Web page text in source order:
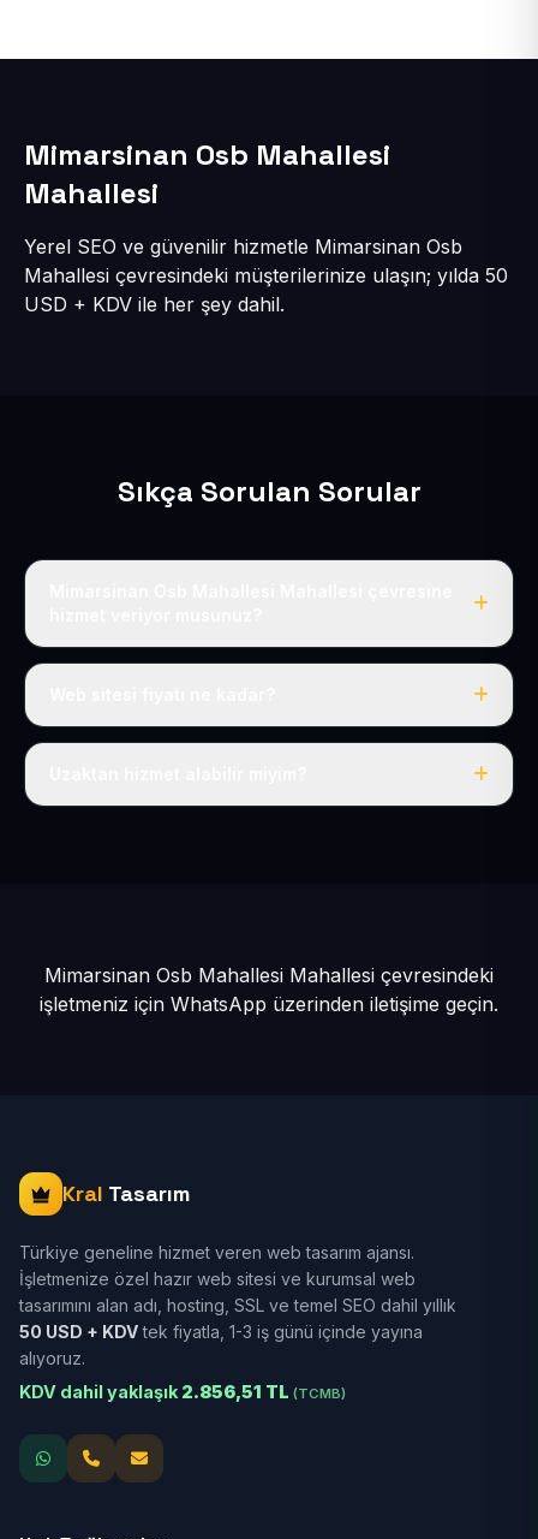
Mimarsinan Osb Mahallesi
Mahallesi
Yerel SEO ve güvenilir hizmetle Mimarsinan Osb
Mahallesi çevresindeki müşterilerinize ulaşın; yılda 50
USD + KDV ile her şey dahil.
Sıkça Sorulan Sorular
Evet, Mimarsinan Osb Mahallesi dahil tüm Mimarsinan ve
Tek fiyat: yılda 50 USD + KDV, her şey dahil.
Mimarsinan Osb Mahallesi Mahallesi çevresindeki
işletmeniz için WhatsApp üzerinden iletişime geçin.
Kral Tasarım
Türkiye geneline hizmet veren web tasarım ajansı.
İşletmenize özel hazır web sitesi ve kurumsal web
tasarımını alan adı, hosting, SSL ve temel SEO dahil yıllık
50 USD + KDVtek fiyatla, 1-3 iş günü içinde yayına
alıyoruz.
KDV dahil yaklaşık 2.856,51 TL (TCMB)